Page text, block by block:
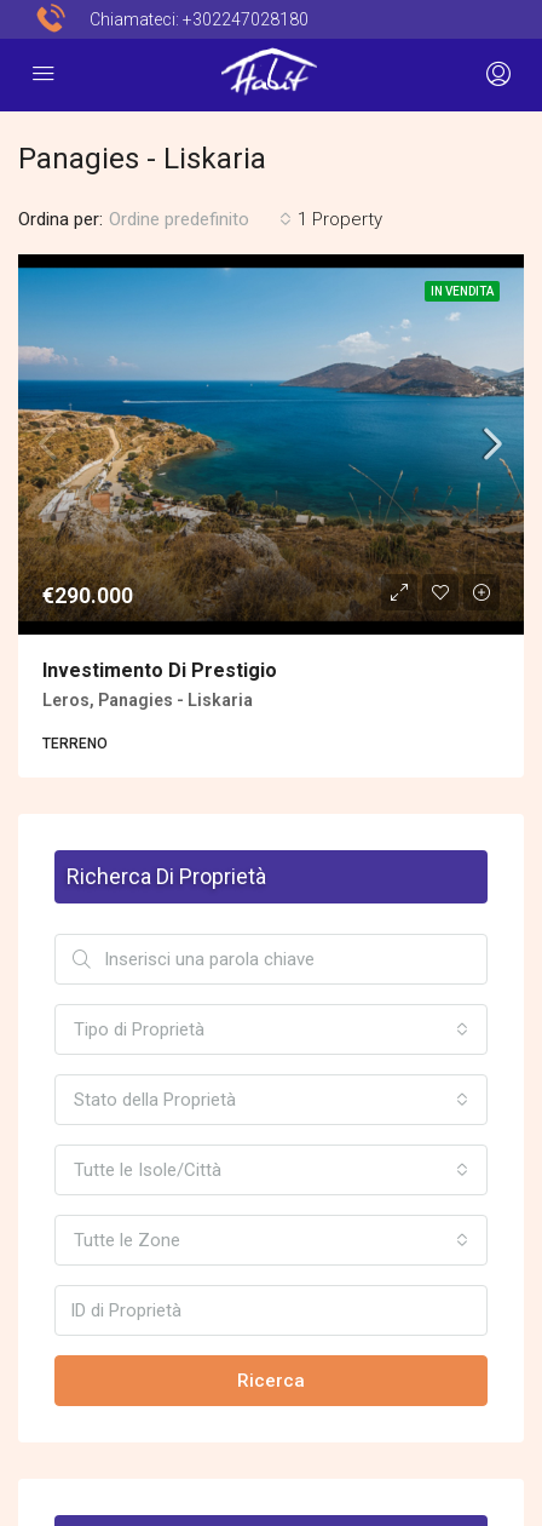
Chiamateci: +302247028180
Panagies - Liskaria
1 Property
Ordina per: Ordine predefinito
IN VENDITA
€290.000
Investimento Di Prestigio
Leros, Panagies - Liskaria
TERRENΟ
Richerca Di Proprietà
Tipo di Proprietà
Stato della Proprietà
Tutte le Isole/Città
Tutte le Zone
Ricerca